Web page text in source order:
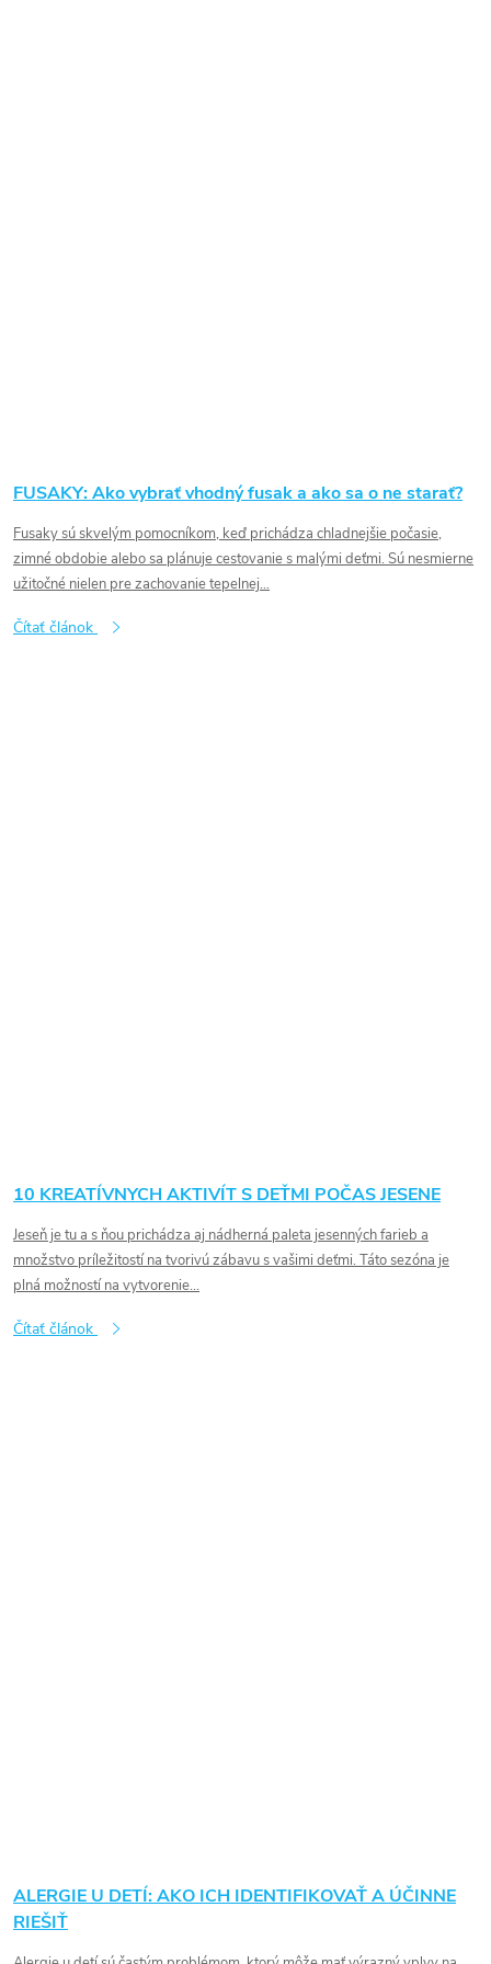
FUSAKY: Ako vybrať vhodný fusak a ako sa o ne starať?
Fusaky sú skvelým pomocníkom, keď prichádza chladnejšie počasie,
zimné obdobie alebo sa plánuje cestovanie s malými deťmi. Sú nesmierne
užitočné nielen pre zachovanie tepelnej...
Čítať článok
10 KREATÍVNYCH AKTIVÍT S DEŤMI POČAS JESENE
Jeseň je tu a s ňou prichádza aj nádherná paleta jesenných farieb a
množstvo príležitostí na tvorivú zábavu s vašimi deťmi. Táto sezóna je
plná možností na vytvorenie...
Čítať článok
ALERGIE U DETÍ: AKO ICH IDENTIFIKOVAŤ A ÚČINNE
RIEŠIŤ